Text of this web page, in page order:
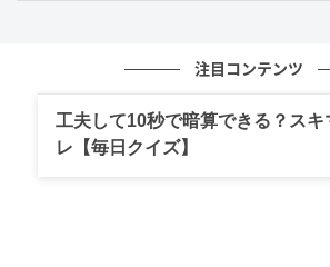
注目コンテンツ
工夫して10秒で暗算できる？スキ
レ【毎日クイズ】